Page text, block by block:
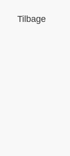
Tilbage